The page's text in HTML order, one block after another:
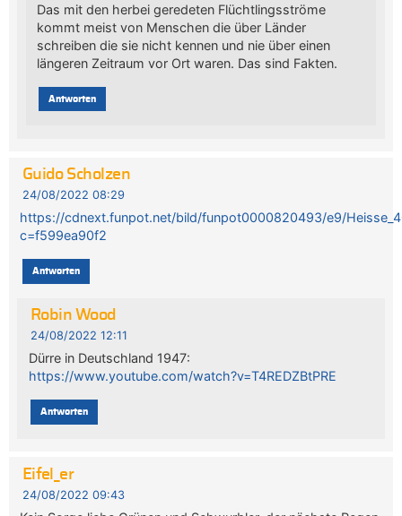
Das mit den herbei geredeten Flüchtlingsströme
kommt meist von Menschen die über Länder
schreiben die sie nicht kennen und nie über einen
längeren Zeitraum vor Ort waren. Das sind Fakten.
Antworten
Guido Scholzen
24/08/2022 08:29
https://cdnext.funpot.net/bild/funpot0000820493/e9/
c=f599ea90f2
Antworten
Robin Wood
24/08/2022 12:11
Dürre in Deutschland 1947:
https://www.youtube.com/watch?v=T4REDZBtPRE
Antworten
Eifel_er
24/08/2022 09:43